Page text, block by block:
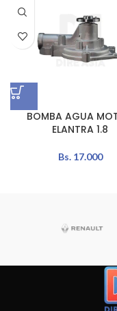
BOMBA AGUA
ELANTRA 1.8
Bs.17.000